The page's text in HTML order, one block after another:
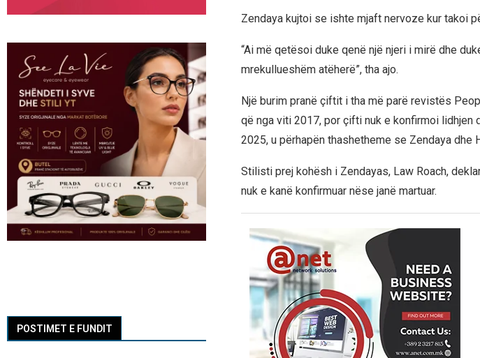
Zendaya kujtoi se ishte mjaft nervoze kur takoi
“Ai më qetësoi duke qenë një njeri i mirë dhe
mrekullueshëm atëherë”, tha ajo.
Një burim pranë çiftit i tha më parë revistës
që nga viti 2017, por çifti nuk e konfirmoi lidhjen
2025, u përhapën thashetheme se Zendaya dhe
Stilisti prej kohësh i Zendayas, Law Roach,
nuk e kanë konfirmuar nëse janë martuar.
POSTIMET E FUNDIT